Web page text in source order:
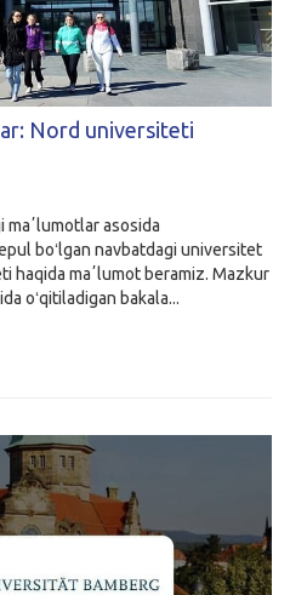
Nord universiteti
asosida
boʻlgan navbatdagi universitet
haqida maʼlumot beramiz. Mazkur
oʻqitiladigan bakala...